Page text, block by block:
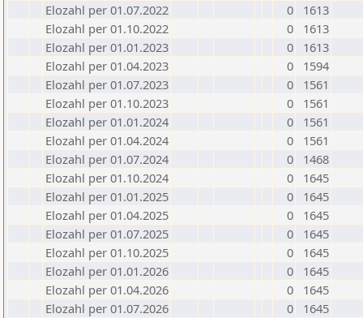
Elozahl per 01.07.2022
0
1613
Elozahl per 01.10.2022
0
1613
Elozahl per 01.01.2023
0
1613
Elozahl per 01.04.2023
0
1594
Elozahl per 01.07.2023
0
1561
Elozahl per 01.10.2023
0
1561
Elozahl per 01.01.2024
0
1561
Elozahl per 01.04.2024
0
1561
Elozahl per 01.07.2024
0
1468
Elozahl per 01.10.2024
0
1645
Elozahl per 01.01.2025
0
1645
Elozahl per 01.04.2025
0
1645
Elozahl per 01.07.2025
0
1645
Elozahl per 01.10.2025
0
1645
Elozahl per 01.01.2026
0
1645
Elozahl per 01.04.2026
0
1645
Elozahl per 01.07.2026
0
1645